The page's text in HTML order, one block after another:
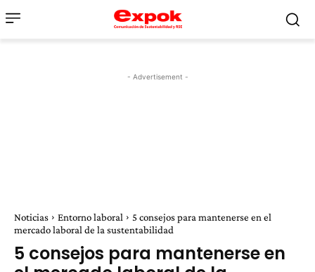
- Advertisement -
Noticias Entorno laboral
5 consejos para mantenerse en el
mercado laboral de la sustentabilidad
5 consejos para mantenerse en